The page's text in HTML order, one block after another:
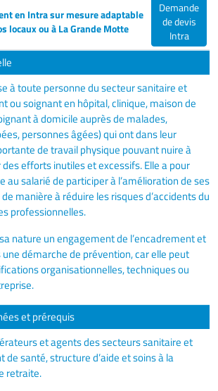
en Intra sur mesure adaptable
locaux ou à La Grande Motte
Demande
de devis
Intra
à toute personne du secteur sanitaire et
ou soignant en hôpital, clinique, maison de
à domicile auprès de malades,
personnes âgées) qui ont dans leur
de travail physique pouvant nuire à
efforts inutiles et excessifs. Elle a pour
salarié de participer à l’amélioration de ses
manière à réduire les risques d’accidents du
professionnelles.
nature un engagement de l’encadrement et
une démarche de prévention, car elle peut
organisationnelles, techniques ou
et prérequis
et agents des secteurs sanitaire et
de santé, structure d’aide et soins à la
retraite.